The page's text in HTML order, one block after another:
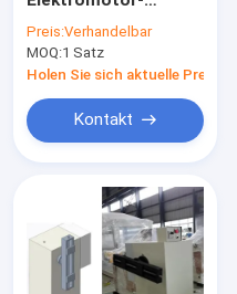
Wickelmaschine
200rpm
Preis:Verhandelbar
MOQ:1 Satz
Holen Sie sich aktuelle Preis
Kontakt